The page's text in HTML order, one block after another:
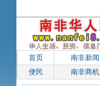
首页 南非新闻
便民
南非商机